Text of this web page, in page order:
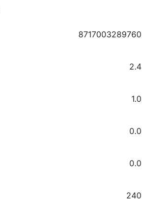
8717003289760
2.4
1.0
0.0
0.0
240